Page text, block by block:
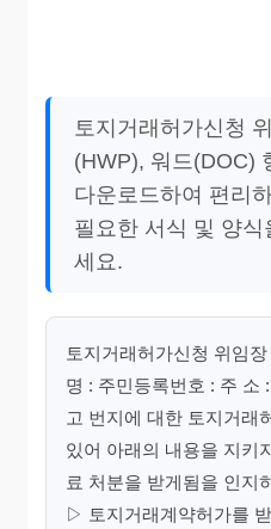
토지거래허가신청
(HWP), 워드(DOC)
다운로드하여 편리
필요한 서식 및 양
세요.
토지거래허가신청 위임
명 : 주민등록번호 : 주 소
고 번지에 대한 토지거래
있어 아래의 내용을 지키
료 처분을 받게됨을 인
▷ 토지거래계약허가를